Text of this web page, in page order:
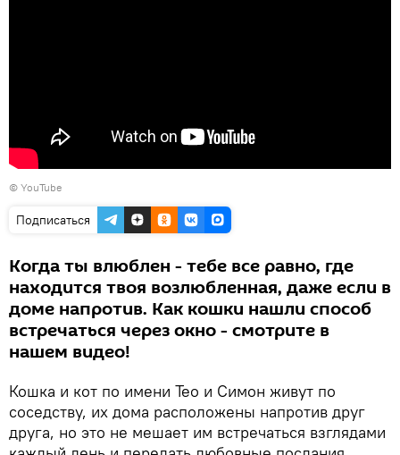
© YouTube
Подписаться
Когда ты влюблен - тебе все равно, где
находится твоя возлюбленная, даже если в
доме напротив. Как кошки нашли способ
встречаться через окно - смотрите в
нашем видео!
Кошка и кот по имени Тео и Симон живут по
соседству, их дома расположены напротив друг
друга, но это не мешает им встречаться взглядами